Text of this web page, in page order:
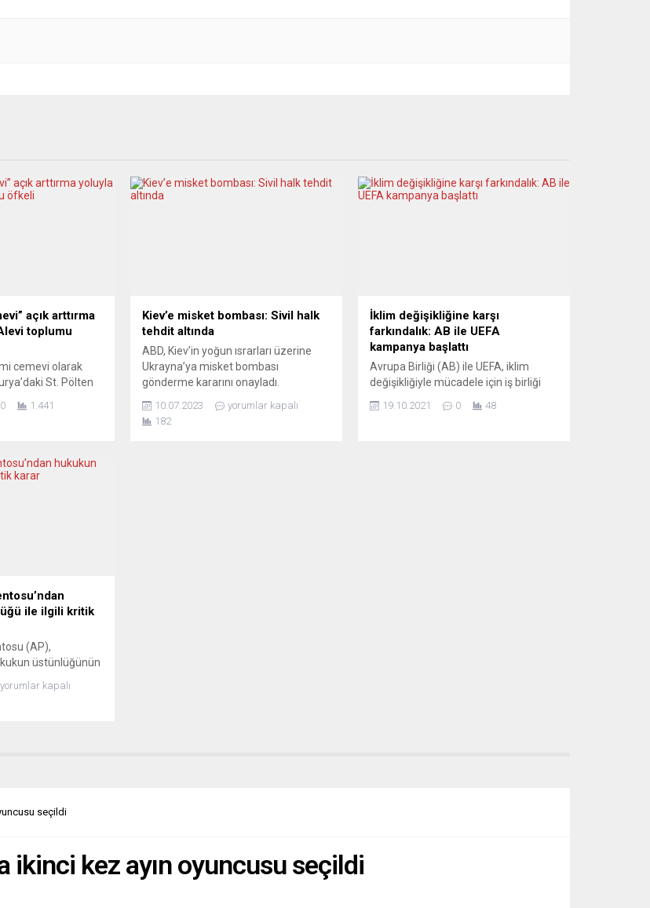
açık arttırma
toplumu
cemevi olarak
St. Pölten
Welg Medya’nın
Aralık 2021
yolu ile satıldı.
0 1.441
Kiev’e misket bombası: Sivil halk
tehdit altında
ABD, Kiev’in yoğun ısrarları üzerine
Ukrayna’ya misket bombası
gönderme kararını onayladı.
değeri yaklaşık 800 milyon dolar (730
milyon avro) olarak belirlendi. Misket
10.07.2023
yorumlar kapalı
182
İklim değişikliğine karşı
farkındalık: AB ile UEFA
kampanya başlattı
Avrupa Birliği (AB) ile UEFA, iklim
değişikliğiyle mücadele için iş birliği
hazırladı. AB Komisyonu ile UEFA’nın
19.10.2021 0 48
ile ilgili kritik
(AP),
üstünlüğünün
Avrupa Birliği
harekete
endişe
yorumlar kapalı
seçildi
ikinci kez ayın oyuncusu seçildi